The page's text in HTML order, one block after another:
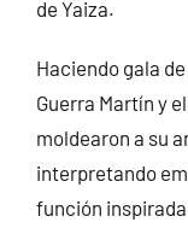
de Yaiza.
Haciendo gala
Guerra Martín y
moldearon a su
interpretando
función